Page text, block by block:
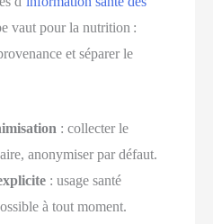
vaut pour la nutrition :
et séparer le
: collecter le
anonymiser par défaut.
: usage santé
à tout moment.